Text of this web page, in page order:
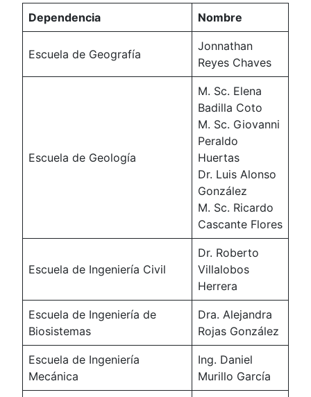
Dependencia Nombre
Escuela de Geografía
Jonnathan
Reyes Chaves
Escuela de Geología
M. Sc. Elena
Badilla Coto
M. Sc. Giovanni
Peraldo
Huertas
Dr. Luis Alonso
González
M. Sc. Ricardo
Cascante Flores
Escuela de Ingeniería Civil
Dr. Roberto
Villalobos
Herrera
Escuela de Ingeniería de
Biosistemas
Dra. Alejandra
Rojas González
Escuela de Ingeniería
Mecánica
Ing. Daniel
Murillo García